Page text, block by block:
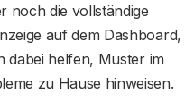
noch die vollständige
auf dem Dashboard,
dabei helfen, Muster im
zu Hause hinweisen.